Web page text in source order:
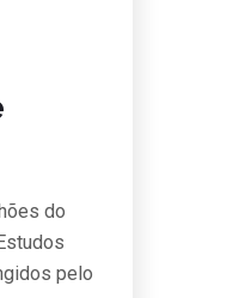
do
pelo